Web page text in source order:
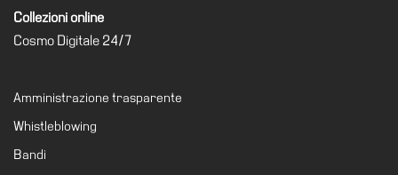
Collezioni online
Cosmo Digitale 24/7
Amministrazione trasparente
Whistleblowing
Bandi